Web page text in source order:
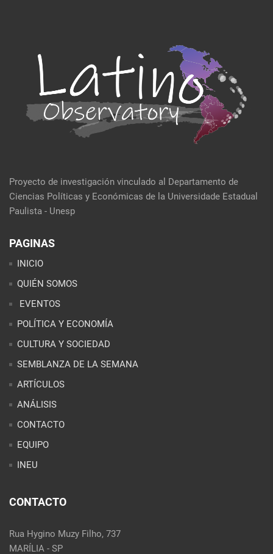
Proyecto de investigación vinculado al Departamento de
Ciencias Políticas y Económicas de la Universidade Estadual
Paulista - Unesp
QUIÉN SOMOS
EVENTOS
CULTURA Y SOCIEDAD
SEMBLANZA DE LA SEMANA
ARTÍCULOS
ANÁLISIS
CONTACTO
EQUIPO
INEU
CONTACTO
MARÍLIA - SP
contato@latinoobservatory.org
Idioma
REDES SOCIALES